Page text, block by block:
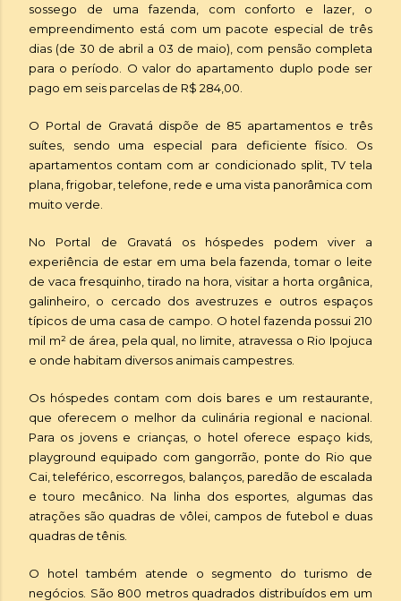
sossego de uma fazenda, com conforto e lazer, o
empreendimento está com um pacote especial de três
dias (de 30 de abril a 03 de maio), com pensão completa
para o período. O valor do apartamento duplo pode ser
pago em seis parcelas de R$ 284,00.
O Portal de Gravatá dispõe de 85 apartamentos e três
suítes, sendo uma especial para deficiente físico. Os
apartamentos contam com ar condicionado split, TV tela
plana, frigobar, telefone, rede e uma vista panorâmica com
muito verde.
No Portal de Gravatá os hóspedes podem viver a
experiência de estar em uma bela fazenda, tomar o leite
de vaca fresquinho, tirado na hora, visitar a horta orgânica,
galinheiro, o cercado dos avestruzes e outros espaços
típicos de uma casa de campo. O hotel fazenda possui 210
mil m² de área, pela qual, no limite, atravessa o Rio Ipojuca
e onde habitam diversos animais campestres.
Os hóspedes contam com dois bares e um restaurante,
que oferecem o melhor da culinária regional e nacional.
Para os jovens e crianças, o hotel oferece espaço kids,
playground equipado com gangorrão, ponte do Rio que
Cai, teleférico, escorregos, balanços, paredão de escalada
e touro mecânico. Na linha dos esportes, algumas das
atrações são quadras de vôlei, campos de futebol e duas
quadras de tênis.
O hotel também atende o segmento do turismo de
negócios. São 800 metros quadrados distribuídos em um